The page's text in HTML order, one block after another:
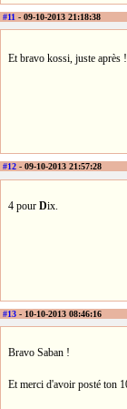
#11 - 09-10-2013 21:18:38
Et bravo kossi, juste après
#12 - 09-10-2013 21:57:28
4 pour Dix.
#13 - 10-10-2013 08:46:16
Bravo Saban !
Et merci d'avoir posté ton